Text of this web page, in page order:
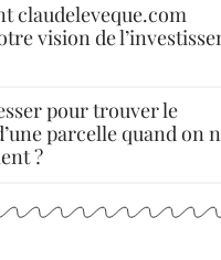
claudeleveque.com
vision de
pour trouver le
parcelle quand on
?